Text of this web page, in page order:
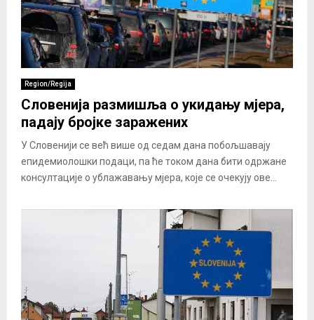
Region/Regija
Словенија размишља о укидању мјера,
падају бројке заражених
У Словенији се већ више од седам дана побољшавају
епидемиолошки подаци, па ће током дана бити одржане
консултације о ублажавању мјера, које се очекују ове...